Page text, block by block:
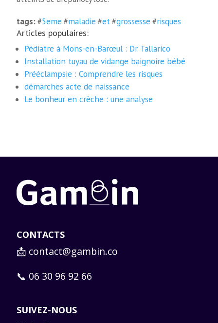
tags:#5eme #maladie #et#grossesse #risques
Articles populaires:
Pédiatre à Mons-en-Barœul : Dr. Tallarico
Installation tuyau de vidange baignoire bébé
Prééclampsie : Comprendre les risques
démarches acte de naissance
Le bonheur en crèche : une analyse
CONTACTS
📩 contact@gambin.co
📞 06 30 96 92 66
SUIVEZ-NOUS